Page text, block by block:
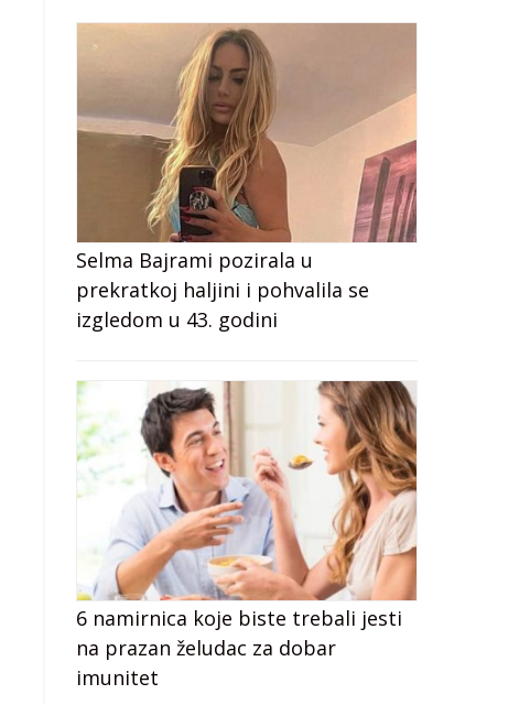
Selma Bajrami pozirala u
prekratkoj haljini i pohvalila se
izgledom u 43. godini
6 namirnica koje biste trebali jesti
na prazan želudac za dobar
imunitet